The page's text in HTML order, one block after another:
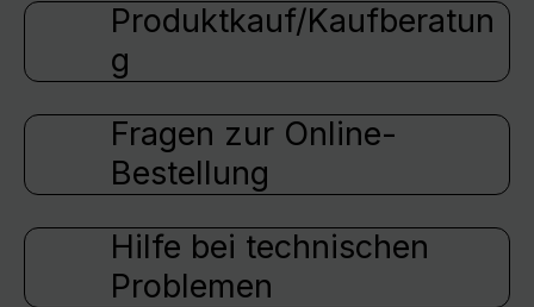
Produktkauf/Kaufberatun
g
Fragen zur Online-
Bestellung
Hilfe bei technischen
Problemen